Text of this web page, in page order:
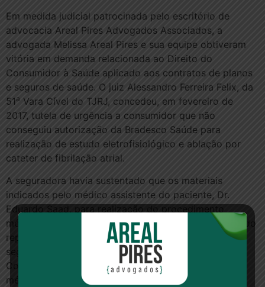
Em medida judicial patrocinada pelo escritório de
advocacia Areal Pires Advogados Associados, a
advogada Melissa Areal Pires e sua equipe obtiveram
vitória em demanda relacionada ao Direito do
Consumidor à Saúde aplicado aos contratos de planos
e seguros de saúde. O juiz Alessandro Ferreira Felix, da
51a Vara Cível do TJRJ, concedeu, em fevereiro de
2017, tutela de urgência a consumidor que não
conseguiu autorização da Bradesco Saúde para
realização de estudo eletrofisiológico e ablação por
cateter de fibrilação atrial.
A seguradora havia sustentado que os materiais
indicados pelo médico assistente do paciente, Dr.
Eduardo Saad, para realização do procedimento
médico, não tinham cobertura contratual. O magistrado
repudiou a negativa de cobertura por parte da
seguradora, por ela violar o Código de Defesa do
Consumidor e impedir que o contrato de assistência
médica atinja sua finalidade, uma vez que, se o